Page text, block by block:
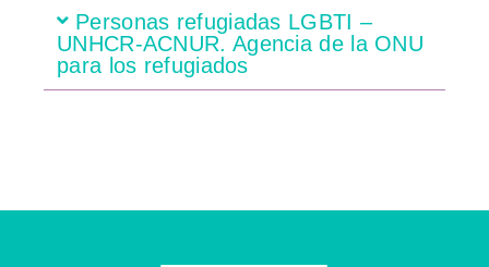
Personas refugiadas LGBTI –
UNHCR-ACNUR. Agencia de la ONU
para los refugiados